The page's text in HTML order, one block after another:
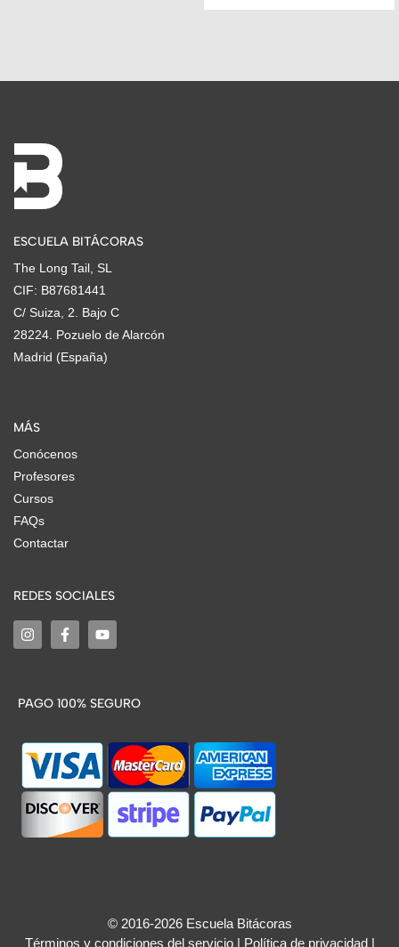
ESCUELA BITÁCORAS
The Long Tail, SL
CIF: B87681441
C/ Suiza, 2. Bajo C
28224. Pozuelo de Alarcón
Madrid (España)
MÁS
Conócenos
Profesores
Cursos
FAQs
Contactar
REDES SOCIALES
PAGO 100% SEGURO
© 2016-2026 Escuela Bitácoras
Términos y condiciones del servicio| Política de privacidad|